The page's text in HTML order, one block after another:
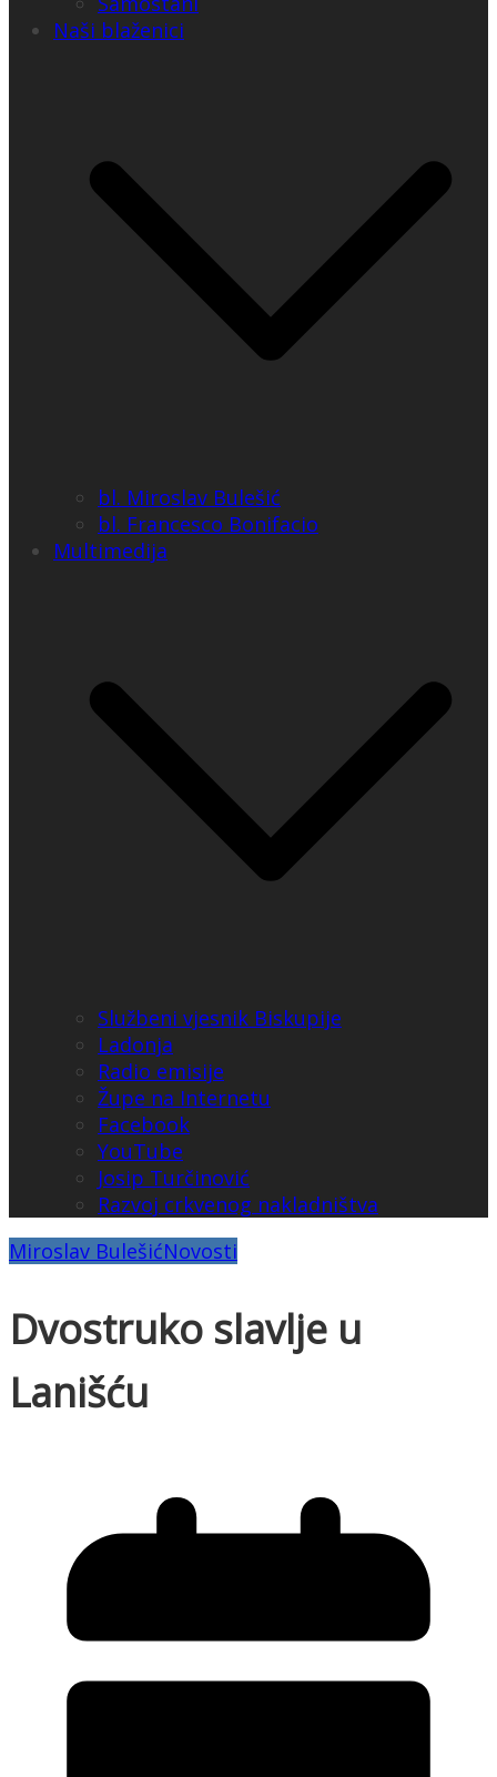
Naši blaženici
bl. Miroslav Bulešić
bl. Francesco Bonifacio
Multimedija
Službeni vjesnik Biskupije
Ladonja
Radio emisije
Župe na Internetu
Facebook
YouTube
Josip Turčinović
Razvoj crkvenog nakladništva
Miroslav BulešićNovosti
Dvostruko slavlje u
Lanišću